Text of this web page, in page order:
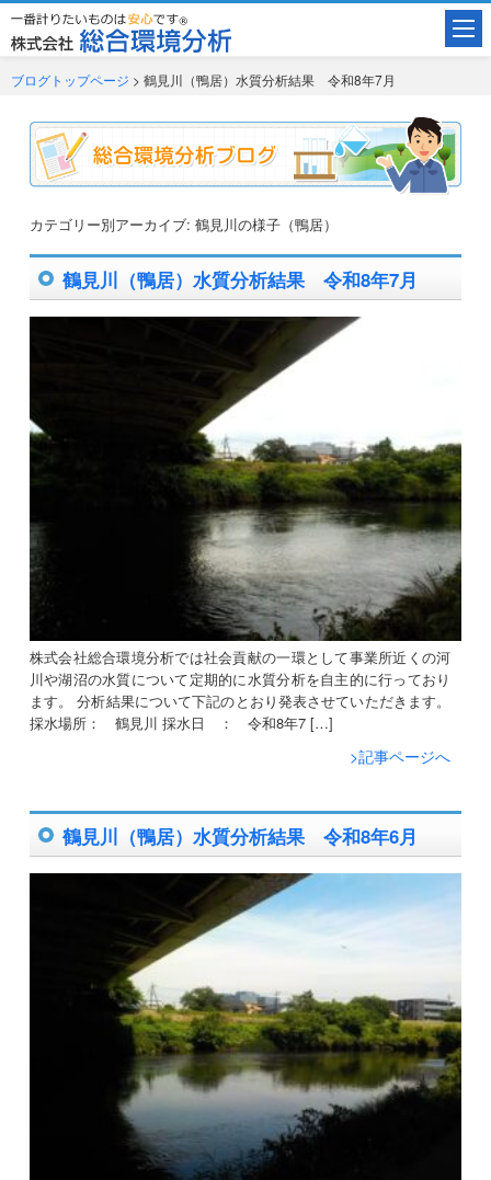
ブログトップページ > 鶴見川（鴨居）水質分析結果 令和8年7月
カテゴリー別アーカイブ: 鶴見川の様子（鴨居）
鶴見川（鴨居）水質分析結果 令和8年7月
株式会社総合環境分析では社会貢献の一環として事業所近くの河
川や湖沼の水質について定期的に水質分析を自主的に行っており
ます。 分析結果について下記のとおり発表させていただきます。
採水場所： 鶴見川 採水日 ： 令和8年7 […]
>記事ページへ
鶴見川（鴨居）水質分析結果 令和8年6月